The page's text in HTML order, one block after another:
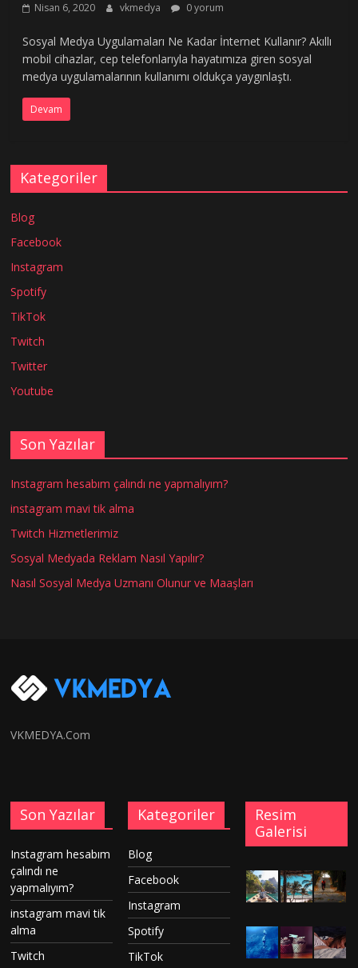
Nisan 6, 2020 vkmedya 0 yorum
Sosyal Medya Uygulamaları Ne Kadar İnternet Kullanır? Akıllı
mobil cihazlar, cep telefonlarıyla hayatımıza giren sosyal
medya uygulamalarının kullanımı oldukça yaygınlaştı.
Devam
Kategoriler
Blog
Facebook
Instagram
Spotify
TikTok
Twitch
Twitter
Youtube
Son Yazılar
Instagram hesabım çalındı ne yapmalıyım?
instagram mavi tik alma
Twitch Hizmetlerimiz
Sosyal Medyada Reklam Nasıl Yapılır?
Nasıl Sosyal Medya Uzmanı Olunur ve Maaşları
VKMEDYA.Com
Son Yazılar
Instagram hesabım
çalındı ne
yapmalıyım?
instagram mavi tik
alma
Twitch
Kategoriler
Blog
Facebook
Instagram
Spotify
TikTok
Resim
Galerisi